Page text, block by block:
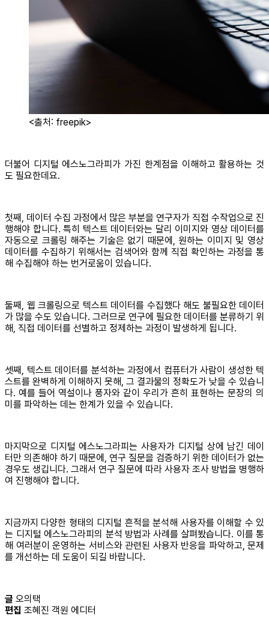
<출처: freepik>
더불어 디지털 에스노그라피가 가진 한계점을 이해하고 활용하는 것
도 필요한데요.
첫째, 데이터 수집 과정에서 많은 부분을 연구자가 직접 수작업으로 진
행해야 합니다. 특히 텍스트 데이터와는 달리 이미지와 영상 데이터를
자동으로 크롤링 해주는 기술은 없기 때문에, 원하는 이미지 및 영상
데이터를 수집하기 위해서는 검색어와 함께 직접 확인하는 과정을 통
해 수집해야 하는 번거로움이 있습니다.
둘째, 웹 크롤링으로 텍스트 데이터를 수집했다 해도 불필요한 데이터
가 많을 수도 있습니다. 그러므로 연구에 필요한 데이터를 분류하기 위
해, 직접 데이터를 선별하고 정제하는 과정이 발생하게 됩니다.
셋째, 텍스트 데이터를 분석하는 과정에서 컴퓨터가 사람이 생성한 텍
스트를 완벽하게 이해하지 못해, 그 결과물의 정확도가 낮을 수 있습니
다. 예를 들어 역설이나 풍자와 같이 우리가 흔히 표현하는 문장의 의
미를 파악하는 데는 한계가 있을 수 있습니다.
마지막으로 디지털 에스노그라피는 사용자가 디지털 상에 남긴 데이
터만 의존해야 하기 때문에, 연구 질문을 검증하기 위한 데이터가 없는
경우도 생깁니다. 그래서 연구 질문에 따라 사용자 조사 방법을 병행하
여 진행해야 합니다.
지금까지 다양한 형태의 디지털 흔적을 분석해 사용자를 이해할 수 있
는 디지털 에스노그라피의 분석 방법과 사례를 살펴봤습니다. 이를 통
해 여러분이 운영하는 서비스와 관련된 사용자 반응을 파악하고, 문제
를 개선하는 데 도움이 되길 바랍니다.
글 오의택
편집 조혜진 객원 에디터